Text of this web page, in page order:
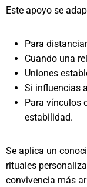
Este apoyo se
Para
Cuando una
Uniones
Si influencias
Para vínculos
estabilidad.
Se aplica un
rituales
convivencia más